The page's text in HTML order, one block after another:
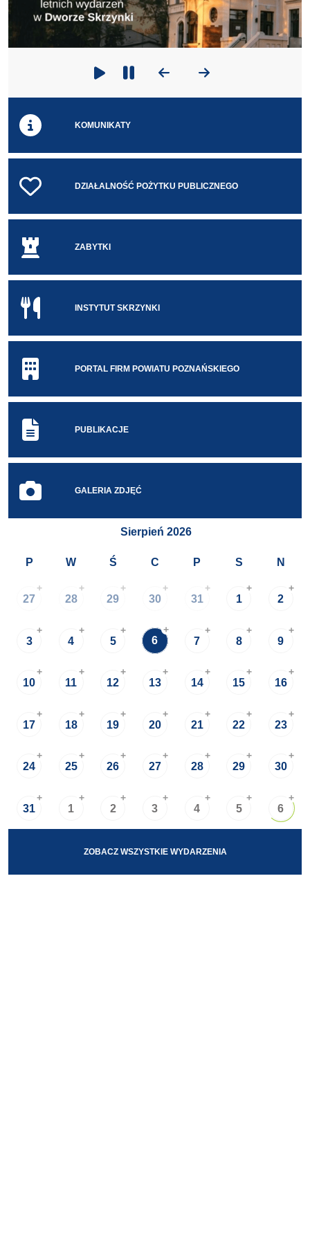
Poprzedni slajdNastępny slajd
KOMUNIKATY
DZIAŁALNOŚĆ POŻYTKU PUBLICZNEGO
ZABYTKI
INSTYTUT SKRZYNKI
PORTAL FIRM POWIATU POZNAŃSKIEGO
PUBLIKACJE
GALERIA ZDJĘĆ
Sierpień 2026
P W Ś C P S N
27
+
28
+
29
+
30
+
31
+
1
+
2
+
3
+
4
+
5
+
6
+
7
+
8
+
9
+
10
+
11
+
12
+
13
+
14
+
15
+
16
+
17
+
18
+
19
+
20
+
21
+
22
+
23
+
24
+
25
+
26
+
27
+
28
+
29
+
30
+
31
+
1
+
2
+
3
+
4
+
5
+
6
+
ZOBACZ WSZYSTKIE WYDARZENIA